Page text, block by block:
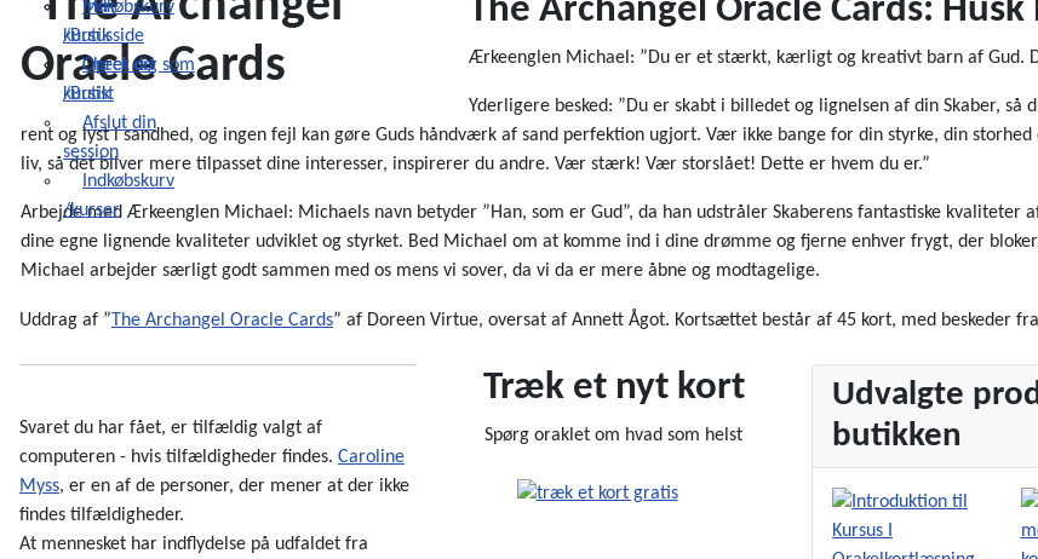
Indkøbskurv
/Butik
Check ud
/Butik
Min
kursusside
Opret dig som
kursist
Afslut din
session
Indkøbskurv
/kurser
The Archangel Oracle Cards:
Ærkeenglen Michael: ”Du er et stærkt, kærligt og kreativt barn af Gud.
Yderligere besked: ”Du er skabt i billedet og lignelsen af din Skaber,
rent og lyst i sandhed, og ingen fejl kan gøre Guds håndværk af sand perfektion ugjort. Vær ikke bange for din styrke, din
liv, så det bliver mere tilpasset dine interesser, inspirerer du andre. Vær stærk! Vær storslået! Dette er hvem du er.”
Arbejde med Ærkeenglen Michael: Michaels navn betyder ”Han, som er Gud”, da han udstråler Skaberens fantastiske
dine egne lignende kvaliteter udviklet og styrket. Bed Michael om at komme ind i dine drømme og fjerne enhver frygt, der
Michael arbejder særligt godt sammen med os mens vi sover, da vi da er mere åbne og modtagelige.
Uddrag af ”The Archangel Oracle Cards” af Doreen Virtue, oversat af Annett Ågot. Kortsættet består af 45 kort, med beskeder
Svaret du har fået, er tilfældig valgt af
computeren - hvis tilfældigheder findes. Caroline
Myss, er en af de personer, der mener at der ikke
findes tilfældigheder.
At mennesket har indflydelse på udfaldet fra
Træk et nyt kort
Spørg oraklet om hvad som helst
Udvalgte
butikken